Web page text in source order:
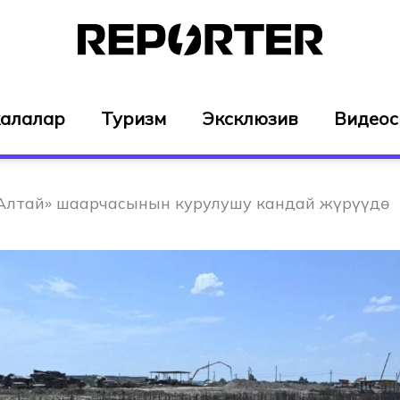
Туризм Эксклюзив
шаарчасынын курулушу кандай жүрүүдө